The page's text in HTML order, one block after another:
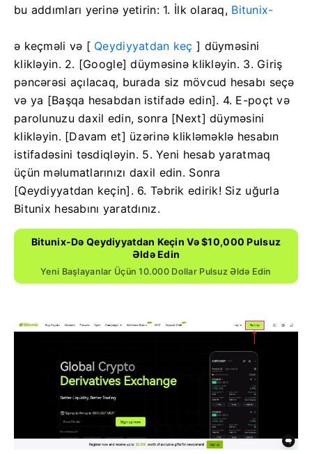
bu addımları yerinə yetirin: 1. İlk olaraq, Bitunix-
ə keçməli və [ Qeydiyyatdan keç ] düyməsini
klikləyin. 2. [Google] düyməsinə klikləyin. 3. Giriş
pəncərəsi açılacaq, burada siz mövcud hesabı seçə
və ya [Başqa hesabdan istifadə edin]. 4. E-poçt və
parolunuzu daxil edin, sonra [Next] düyməsini
klikləyin. [Davam et] üzərinə klikləməklə hesabın
istifadəsini təsdiqləyin. 5. Yeni hesab yaratmaq
üçün məlumatlarınızı daxil edin. Sonra
[Qeydiyyatdan keçin]. 6. Təbrik edirik! Siz uğurla
Bitunix hesabını yaratdınız.
Bitunix-Də Qeydiyyatdan Keçin Və $10,000 Pulsuz
Əldə Edin
Yeni Başlayanlar Üçün 10.000 Dollar Pulsuz Əldə Edin